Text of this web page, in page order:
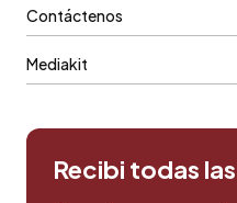
Contáctenos
Mediakit
Recibi todas